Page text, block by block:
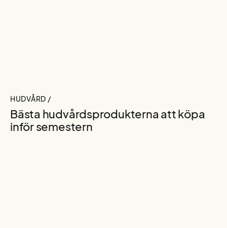
HUDVÅRD /
Bästa hudvårdsprodukterna att köpa
inför semestern